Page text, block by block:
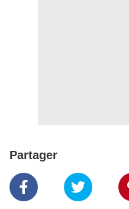
Partager